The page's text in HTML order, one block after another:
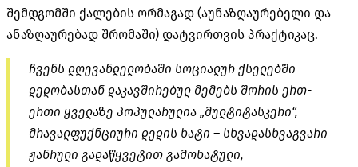
შემდგომში ქალების ორმაგად (აუნაზღაურებელი და
ანაზღაურებად შრომაში) დატვირთვის პრაქტიკაც.
ჩვენს დღევანდელობაში სოციალურ ქსელებში
დედობასთან დაკავშირებულ მემებს შორის ერთ-
ერთი ყველაზე პოპულარულია „მულტიტასკერი“,
მრავალფუქნციური დედის ხატი – სხვადასხვაგვარი
ჟანრული გადაწყვეტით გამოხატული,